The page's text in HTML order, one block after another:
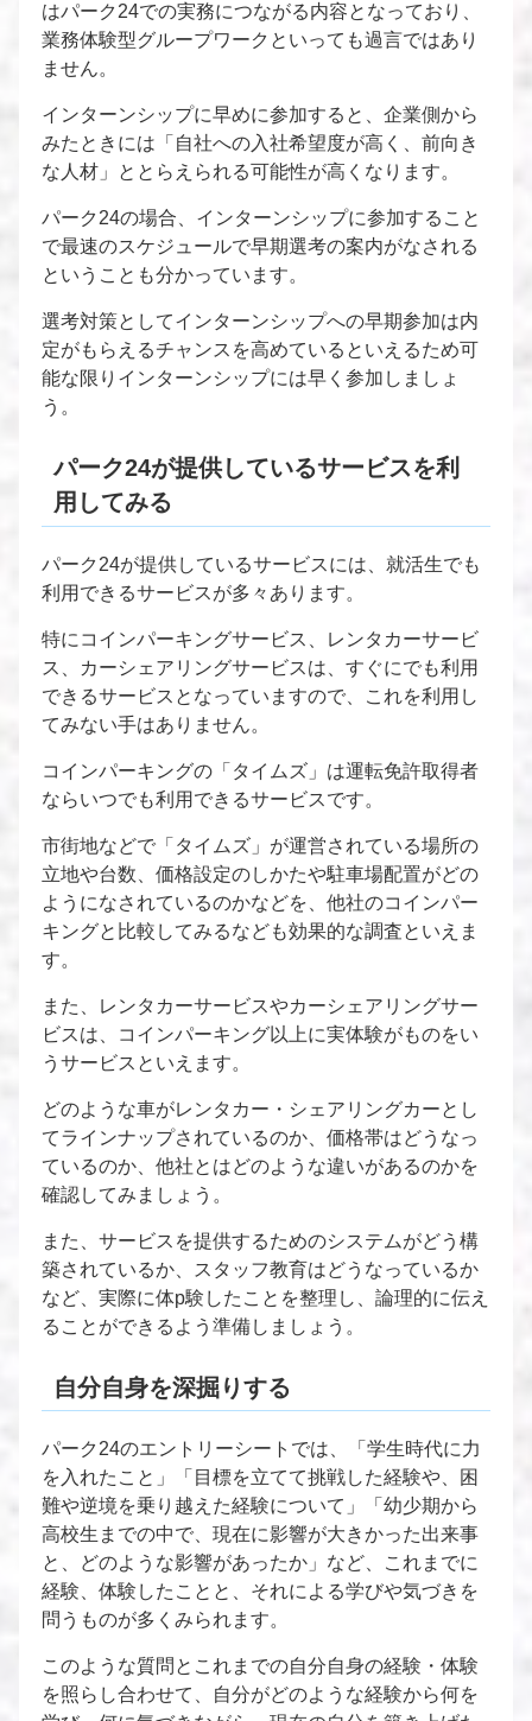
はパーク24での実務につながる内容となっており、
業務体験型グループワークといっても過言ではあり
ません。
インターンシップに早めに参加すると、企業側から
みたときには「自社への入社希望度が高く、前向き
な人材」ととらえられる可能性が高くなります。
パーク24の場合、インターンシップに参加すること
で最速のスケジュールで早期選考の案内がなされる
ということも分かっています。
選考対策としてインターンシップへの早期参加は内
定がもらえるチャンスを高めているといえるため可
能な限りインターンシップには早く参加しましょ
う。
パーク24が提供しているサービスを利
用してみる
パーク24が提供しているサービスには、就活生でも
利用できるサービスが多々あります。
特にコインパーキングサービス、レンタカーサービ
ス、カーシェアリングサービスは、すぐにでも利用
できるサービスとなっていますので、これを利用し
てみない手はありません。
コインパーキングの「タイムズ」は運転免許取得者
ならいつでも利用できるサービスです。
市街地などで「タイムズ」が運営されている場所の
立地や台数、価格設定のしかたや駐車場配置がどの
ようになされているのかなどを、他社のコインパー
キングと比較してみるなども効果的な調査といえま
す。
また、レンタカーサービスやカーシェアリングサー
ビスは、コインパーキング以上に実体験がものをい
うサービスといえます。
どのような車がレンタカー・シェアリングカーとし
てラインナップされているのか、価格帯はどうなっ
ているのか、他社とはどのような違いがあるのかを
確認してみましょう。
また、サービスを提供するためのシステムがどう構
築されているか、スタッフ教育はどうなっているか
など、実際に体p験したことを整理し、論理的に伝え
ることができるよう準備しましょう。
自分自身を深掘りする
パーク24のエントリーシートでは、「学生時代に力
を入れたこと」「目標を立てて挑戦した経験や、困
難や逆境を乗り越えた経験について」「幼少期から
高校生までの中で、現在に影響が大きかった出来事
と、どのような影響があったか」など、これまでに
経験、体験したことと、それによる学びや気づきを
問うものが多くみられます。
このような質問とこれまでの自分自身の経験・体験
を照らし合わせて、自分がどのような経験から何を